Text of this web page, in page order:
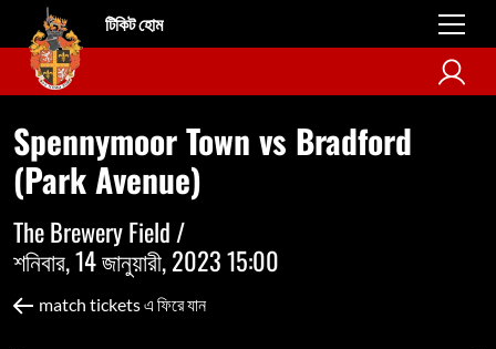
টিকিট হোম
Spennymoor Town vs Bradford
(Park Avenue)
The Brewery Field /
শনিবার, 14 জানুয়ারী, 2023 15:00
match tickets এ ফিরে যান